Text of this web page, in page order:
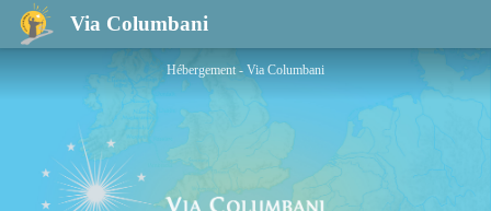
Via Columbani
Camping du Petit Port à Nantes
Hébergement - Via Columbani